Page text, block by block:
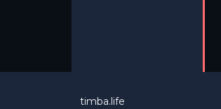
timba.life